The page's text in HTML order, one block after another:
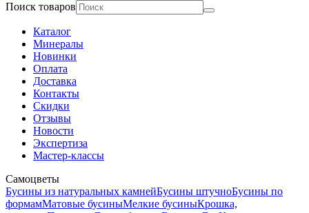
Поиск товаров
Каталог
Минералы
Новинки
Оплата
Доставка
Контакты
Скидки
Отзывы
Новости
Экспертиза
Мастер-классы
Самоцветы
Бусины из натуральных камнейБусины штучноБусины по
формамМатовые бусиныМелкие бусиныКрошка,